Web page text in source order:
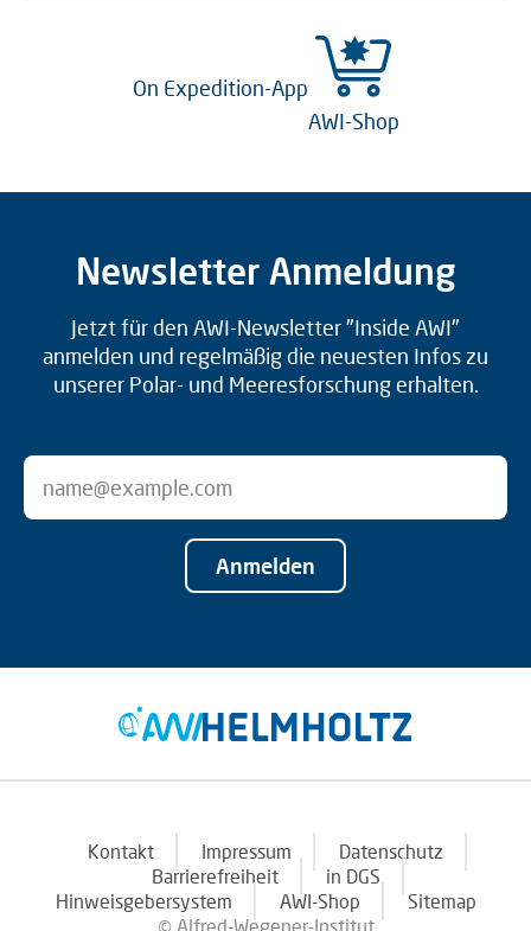
On Expedition-App
AWI-Shop
Newsletter Anmeldung
Jetzt für den AWI-Newsletter "Inside AWI"
anmelden und regelmäßig die neuesten Infos zu
unserer Polar- und Meeresforschung erhalten.
Anmelden
Kontakt Impressum
Datenschutz
Barrierefreiheit
in DGS
Hinweisgebersystem
AWI-Shop
Sitemap
© Alfred-Wegener-Institut